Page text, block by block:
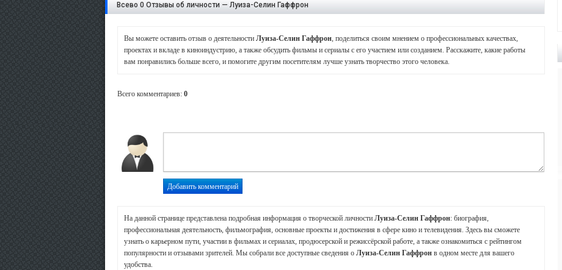
Всево 0 Отзывы об личности — Луиза-Селин Гаффрон
Вы можете оставить отзыв о деятельности Луиза-Селин Гаффрон, поделиться своим мнением о профессиональных качествах,
проектах и вкладе в киноиндустрию, а также обсудить фильмы и сериалы с его участием или созданием. Расскажите, какие работы
вам понравились больше всего, и помогите другим посетителям лучше узнать творчество этого человека.
Всего комментариев: 0
На данной странице представлена подробная информация о творческой личности Луиза-Селин Гаффрон: биография,
профессиональная деятельность, фильмография, основные проекты и достижения в сфере кино и телевидения. Здесь вы сможете
узнать о карьерном пути, участии в фильмах и сериалах, продюсерской и режиссёрской работе, а также ознакомиться с рейтингом
популярности и отзывами зрителей. Мы собрали все доступные сведения о Луиза-Селин Гаффрон в одном месте для вашего
удобства.